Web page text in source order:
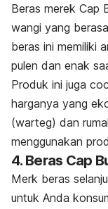
Beras merek Cap
wangi yang
beras ini memiliki
pulen dan enak
Produk ini juga
harganya yang
(warteg) dan
menggunakan
4. Beras Cap
Merk beras
untuk Anda